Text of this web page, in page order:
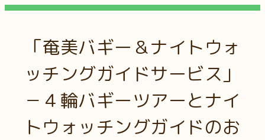
「奄美バギー＆ナイトウォ
ッチングガイドサービス」
－４輪バギーツアーとナイ
トウォッチングガイドのお